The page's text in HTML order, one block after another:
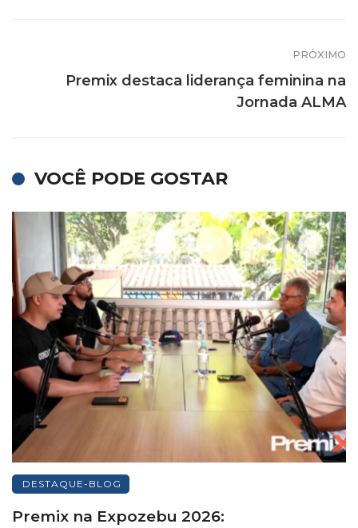
PRÓXIMO
Premix destaca liderança feminina na
Jornada ALMA
VOCÊ PODE GOSTAR
DESTAQUE-BLOG
Premix na Expozebu 2026: